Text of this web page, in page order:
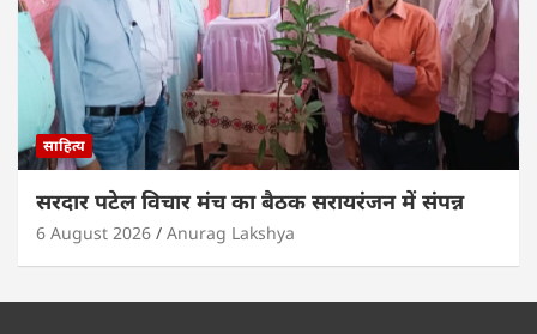
साहित्य
सरदार पटेल विचार मंच का बैठक सरायरंजन में संपन्न
6 August 2026 Anurag Lakshya